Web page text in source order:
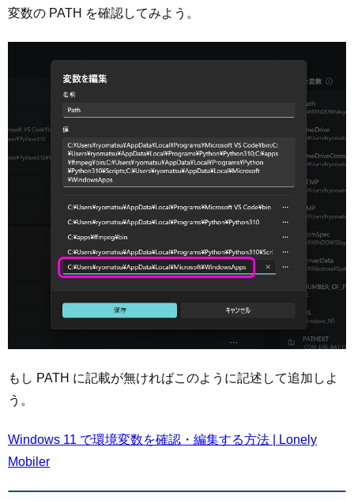
変数の PATH を確認してみよう。
もし PATH に記載が無ければこのように記述して追加しよ
う。
Windows 11 で環境変数を確認・編集する方法 | Lonely
Mobiler